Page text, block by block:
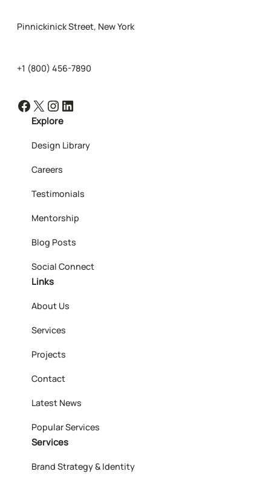
Pinnickinick Street, New York
+1 (800) 456-7890
Facebook X Instagram LinkedIn
Explore
Design Library
Careers
Testimonials
Mentorship
Blog Posts
Social Connect
Links
About Us
Services
Projects
Contact
Latest News
Popular Services
Services
Brand Strategy & Identity